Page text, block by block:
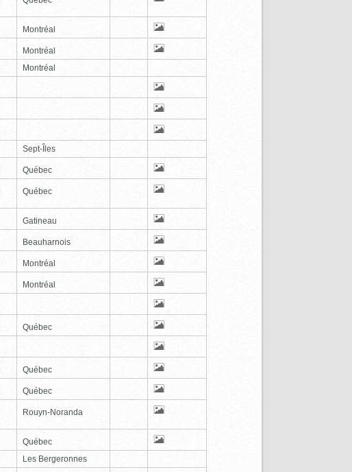
Montréal
Montréal
Montréal
Sept-Îles
Québec
Québec
Gatineau
Beauharnois
Montréal
Montréal
Québec
Québec
Québec
Rouyn-Noranda
Québec
Les Bergeronnes